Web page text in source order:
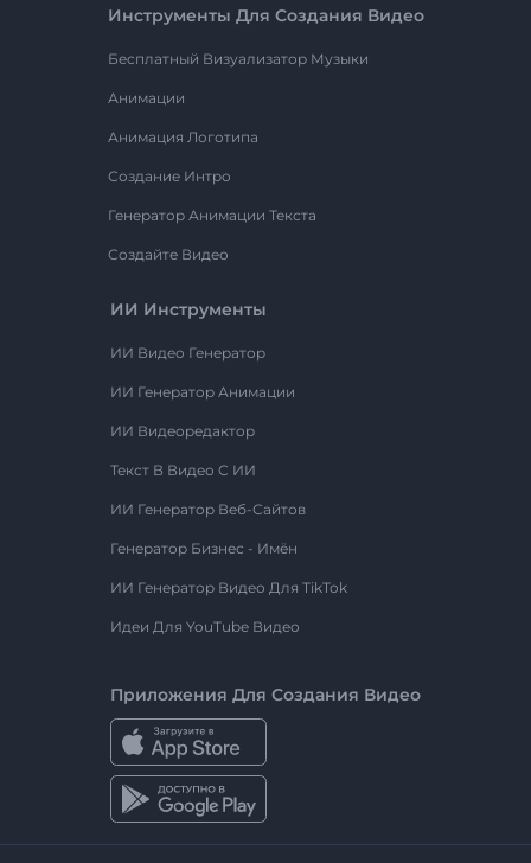
Инструменты Для Создания Видео
Бесплатный Визуализатор Музыки
Анимации
Анимация Логотипа
Создание Интро
Генератор Анимации Текста
Создайте Видео
ИИ Инструменты
ИИ Видео Генератор
ИИ Генератор Анимации
ИИ Видеоредактор
Текст В Видео С ИИ
ИИ Генератор Веб-Сайтов
Генератор Бизнес - Имён
ИИ Генератор Видео Для TikTok
Идеи Для YouTube Видео
Приложения Для Создания Видео